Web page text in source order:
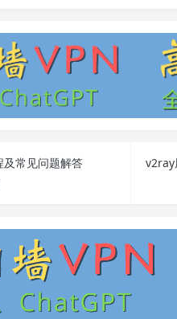
常见问题解答
v2ray